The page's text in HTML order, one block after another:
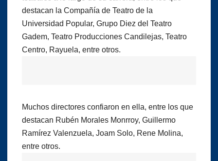
destacan la Compañía de Teatro de la
Universidad Popular, Grupo Diez del Teatro
Gadem, Teatro Producciones Candilejas, Teatro
Centro, Rayuela, entre otros.
Muchos directores confiaron en ella, entre los que
destacan Rubén Morales Monrroy, Guillermo
Ramírez Valenzuela, Joam Solo, Rene Molina,
entre otros.